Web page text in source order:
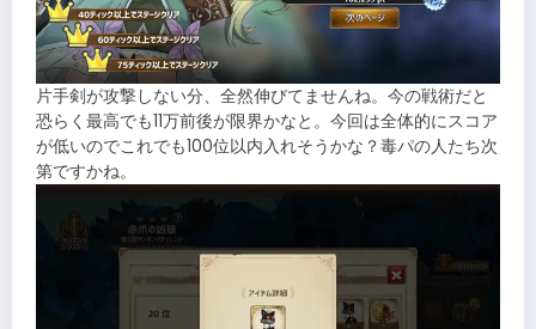
片手剣が攻撃しない分、全然伸びてませんね。今の戦術だと
恐らく最高でも11万前後が限界かなと。今回は全体的にスコア
が低いのでこれでも100位以内入れそうかな？毒パの人たち次
第ですかね。